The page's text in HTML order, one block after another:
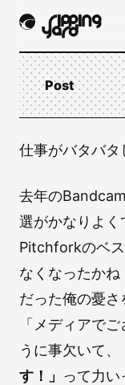
Post
仕事がバタバタ
去年の
選がかなりよく
Pitchforkのベ
なくなったか
だった俺の憂さ
「メディアで
うに事欠いて、
す！」 って力